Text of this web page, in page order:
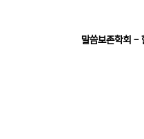
말씀보존학회 -